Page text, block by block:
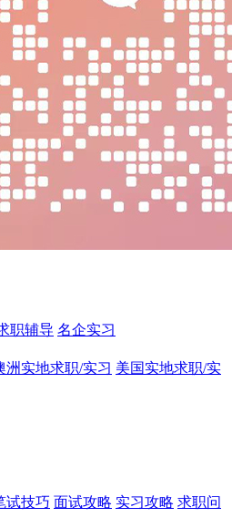
职辅导 名企实习
洲实地求职/实习 美国实地求职/实
试技巧 面试攻略 实习攻略 求职问